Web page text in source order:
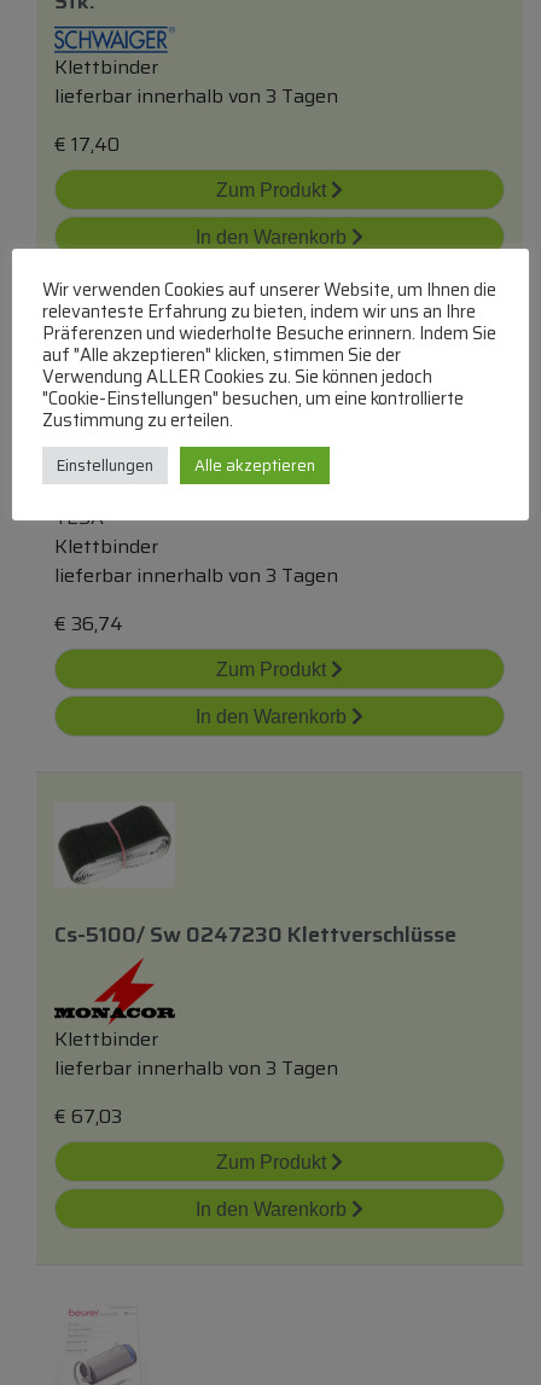
Klettbinder
lieferbar innerhalb von 3 Tagen
€ 17,40
Zum Produkt
In den Warenkorb
On & Off 15.547.374 Klettband
Selbstklebend Extrastark 50x1000mm
TESA
Klettbinder
lieferbar innerhalb von 3 Tagen
€ 36,74
Zum Produkt
In den Warenkorb
Cs-5100/ Sw 0247230 Klettverschlüsse
Klettbinder
lieferbar innerhalb von 3 Tagen
€ 67,03
Zum Produkt
In den Warenkorb
Wir verwenden Cookies auf unserer Website, um Ihnen die
relevanteste Erfahrung zu bieten, indem wir uns an Ihre
Präferenzen und wiederholte Besuche erinnern. Indem Sie
auf "Alle akzeptieren" klicken, stimmen Sie der
Verwendung ALLER Cookies zu. Sie können jedoch
"Cookie-Einstellungen" besuchen, um eine kontrollierte
Zustimmung zu erteilen.
Einstellungen Alle akzeptieren